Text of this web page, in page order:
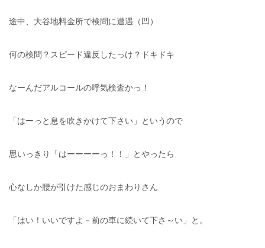
途中、大谷地料金所で検問に遭遇（凹）
何の検問？スピード違反したっけ？ドキドキ
なーんだアルコールの呼気検査かっ！
「はーっと息を吹きかけて下さい」というので
思いっきり「はーーーーっ！！」とやったら
心なしか腰が引けた感じのおまわりさん
「はい！いいですよ－前の車に続いて下さ～い」と。